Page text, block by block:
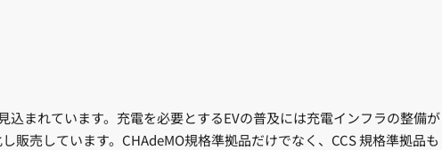
まれています。充電を必要とするEVの普及には充電インフラの整備が
売しています。CHAdeMO規格準拠品だけでなく、CCS 規格準拠品も